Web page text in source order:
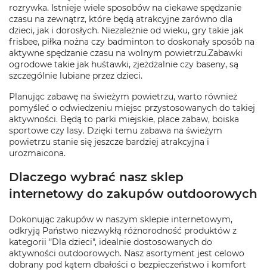
rozrywka. Istnieje wiele sposobów na ciekawe spędzanie
czasu na zewnątrz, które będą atrakcyjne zarówno dla
dzieci, jak i dorosłych. Niezależnie od wieku, gry takie jak
frisbee, piłka nożna czy badminton to doskonały sposób na
aktywne spędzanie czasu na wolnym powietrzu.Zabawki
ogrodowe takie jak huśtawki, zjeżdżalnie czy baseny, są
szczególnie lubiane przez dzieci.
Planując zabawę na świeżym powietrzu, warto również
pomyśleć o odwiedzeniu miejsc przystosowanych do takiej
aktywności. Będą to parki miejskie, place zabaw, boiska
sportowe czy lasy. Dzięki temu zabawa na świeżym
powietrzu stanie się jeszcze bardziej atrakcyjna i
urozmaicona.
Dlaczego wybrać nasz sklep
internetowy do zakupów outdoorowych
Dokonując zakupów w naszym sklepie internetowym,
odkryją Państwo niezwykłą różnorodność produktów z
kategorii "Dla dzieci", idealnie dostosowanych do
aktywności outdoorowych. Nasz asortyment jest celowo
dobrany pod kątem dbałości o bezpieczeństwo i komfort